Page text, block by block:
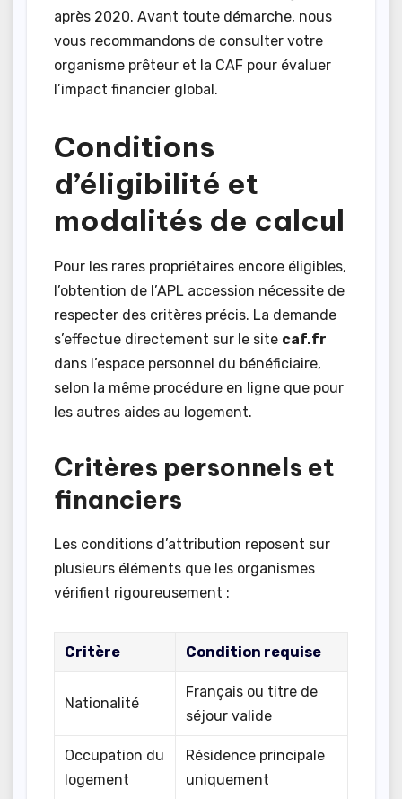
après 2020. Avant toute démarche, nous
vous recommandons de consulter votre
organisme prêteur et la CAF pour évaluer
l’impact financier global.
Conditions
d’éligibilité et
modalités de calcul
Pour les rares propriétaires encore éligibles,
l’obtention de l’APL accession nécessite de
respecter des critères précis. La demande
s’effectue directement sur le site caf.fr
dans l’espace personnel du bénéficiaire,
selon la même procédure en ligne que pour
les autres aides au logement.
Critères personnels et
financiers
Les conditions d’attribution reposent sur
plusieurs éléments que les organismes
vérifient rigoureusement :
Critère Condition requise
Nationalité
Français ou titre de
séjour valide
Occupation du
logement
Résidence principale
uniquement